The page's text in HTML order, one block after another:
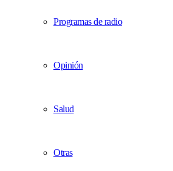
Programas de radio
Opinión
Salud
Otras